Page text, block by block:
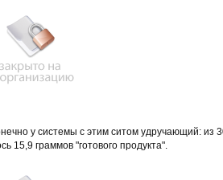
у системы с этим ситом удручающий: из
15,9 граммов "готового продукта".